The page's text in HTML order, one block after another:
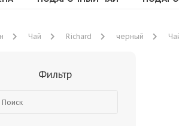
Чай Richard черный
Фильтр